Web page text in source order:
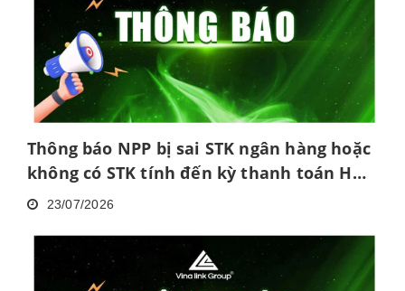
Thông báo NPP bị sai STK ngân hàng hoặc
không có STK tính đến kỳ thanh toán HH
tháng 6/2026
23/07/2026